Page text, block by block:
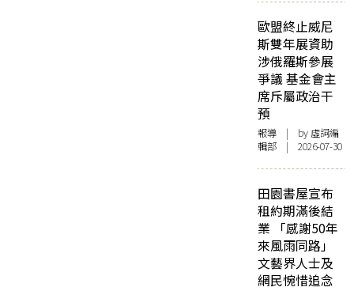
歐盟終止威尼
斯雙年展資助
涉俄羅斯參展
爭議 基金會主
席斥屬政治干
預
報導 | by 虛詞編
輯部 | 2026-07-30
田園書屋宣布
租約期滿後結
業 「感謝50年
來風雨同路」
文藝界人士及
網民惋惜追念